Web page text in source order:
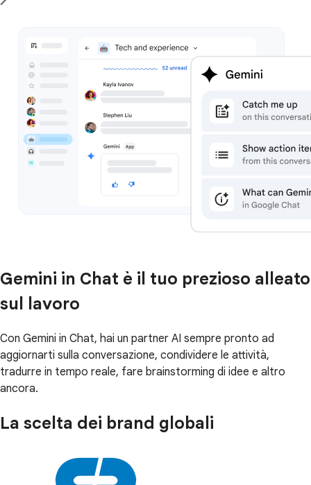
Gemini in Chat è il tuo prezioso alleato
sul lavoro
Con Gemini in Chat, hai un partner AI sempre pronto ad
aggiornarti sulla conversazione, condividere le attività,
tradurre in tempo reale, fare brainstorming di idee e altro
ancora.
La scelta dei brand globali